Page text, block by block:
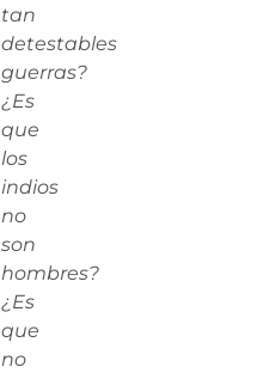
tan
detestables
guerras?
¿Es
que
los
indios
no
son
hombres?
¿Es
que
no